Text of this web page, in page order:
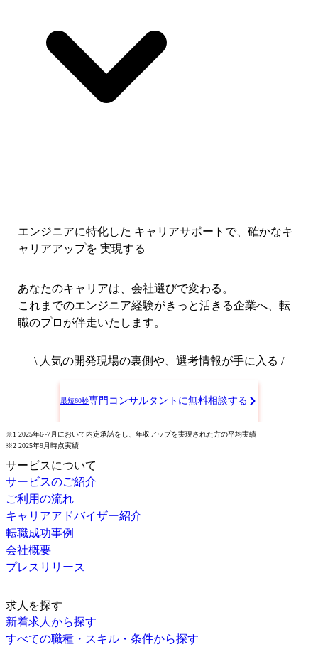
エンジニアに特化した キャリアサポートで、 確かなキ
ャリアアップを 実現する
あなたのキャリアは、会社選びで変わる。
これまでのエンジニア経験がきっと活きる企業へ、転
職のプロが伴走いたします。
\ 人気の開発現場の裏側や、選考情報が手に入る /
最短60秒専門コンサルタントに無料相談する
※1 2025年6~7月において内定承諾をし、年収アップを実現された方の平均実績
※2 2025年9月時点実績
サービスについて
サービスのご紹介
ご利用の流れ
キャリアアドバイザー紹介
転職成功事例
会社概要
プレスリリース
求人を探す
新着求人から探す
すべての職種・スキル・条件から探す